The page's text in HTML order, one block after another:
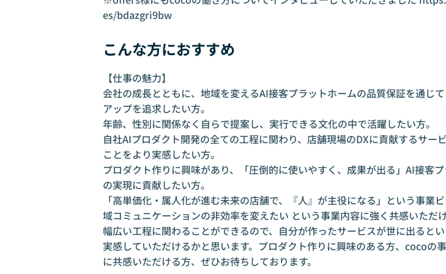
es/bdazgri9bw
こんな方におすすめ
【仕事の魅力】
会社の成長とともに、地域を変えるAI接客プラットホームの品質保証を通じ
アップを追求したい方。
年齢、性別に関係なく自らで提案し、実行できる文化の中で活躍したい方。
自社AIプロダクト開発の全ての工程に関わり、店舗現場のDXに貢献するサー
ことをより実感したい方。
プロダクト作りに興味があり、「圧倒的に使いやすく、成果が出る」AI接客
の実現に貢献したい方。
「高単価化・属人化が進む未来の店舗で、『人』が主役になる」という事業
域コミュニケーションの非効率を変えたい という事業内容に強く共感いただけ
幅広い工程に関わることができるので、自分が作ったサービスが世に出ると
実感していただけるかと思います。プロダクト作りに興味のある方、cocoの
に共感いただける方、ぜひお待ちしております。